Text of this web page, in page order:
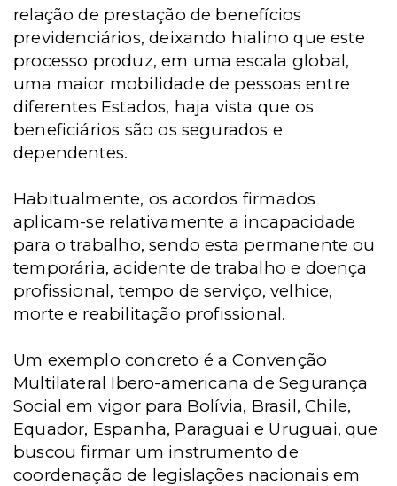
relação de prestação de benefícios
previdenciários, deixando hialino que este
processo produz, em uma escala global,
uma maior mobilidade de pessoas entre
diferentes Estados, haja vista que os
beneficiários são os segurados e
dependentes.
Habitualmente, os acordos firmados
aplicam-se relativamente a incapacidade
para o trabalho, sendo esta permanente ou
temporária, acidente de trabalho e doença
profissional, tempo de serviço, velhice,
morte e reabilitação profissional.
Um exemplo concreto é a Convenção
Multilateral Ibero-americana de Segurança
Social em vigor para Bolívia, Brasil, Chile,
Equador, Espanha, Paraguai e Uruguai, que
buscou firmar um instrumento de
coordenação de legislações nacionais em